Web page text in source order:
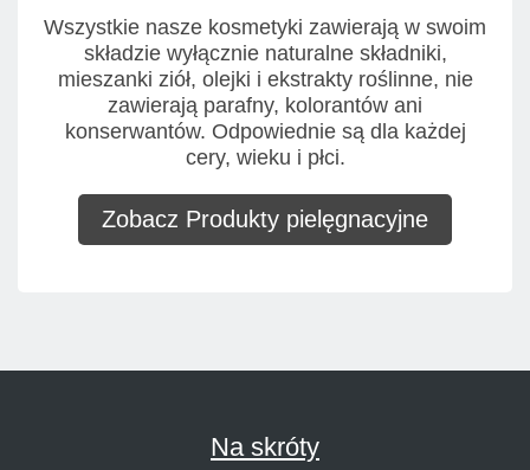
Wszystkie nasze kosmetyki zawierają w swoim
składzie wyłącznie naturalne składniki,
mieszanki ziół, olejki i ekstrakty roślinne, nie
zawierają parafny, kolorantów ani
konserwantów. Odpowiednie są dla każdej
cery, wieku i płci.
Zobacz Produkty pielęgnacyjne
Na skróty